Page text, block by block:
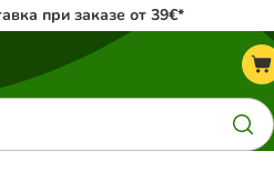
при заказе от 39€*